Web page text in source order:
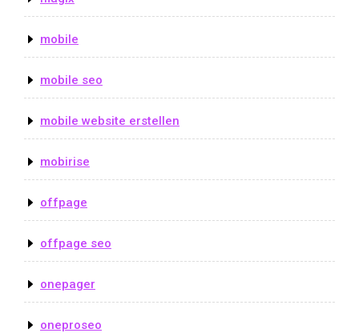
mobile
mobile seo
mobile website erstellen
mobirise
offpage
offpage seo
onepager
oneproseo